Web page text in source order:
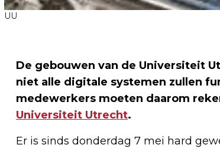
UU
De gebouwen van de Universiteit
niet alle digitale systemen zullen
medewerkers moeten daarom
Universiteit Utrecht.
Er is sinds donderdag 7 mei hard